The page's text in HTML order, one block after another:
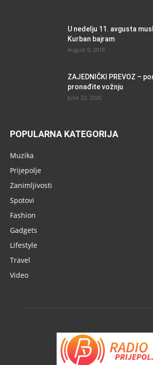
U nedelju 11. avgusta
Kurban bajram
August 9, 2019
ZAJEDNIČKI PREVOZ –
pronađite vožnju
June 22, 2026
POPULARNA KATEGORIJA
Muzika
Prijepolje
Zanimljivosti
Spotovi
Fashion
Gadgets
Lifestyle
Travel
Video